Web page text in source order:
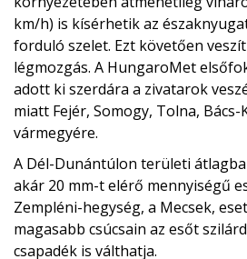
km/h) is kísérhetik az
forduló szelet. Ezt követően
légmozgás. A HungaroMet
adott ki szerdára a zivatarok
miatt Fejér, Somogy, Tolna,
vármegyére.
A Dél-Dunántúlon területi
akár 20 mm-t elérő mennyiségű
Zempléni-hegység, a Mecsek,
magasabb csúcsain az esőt
csapadék is válthatja.